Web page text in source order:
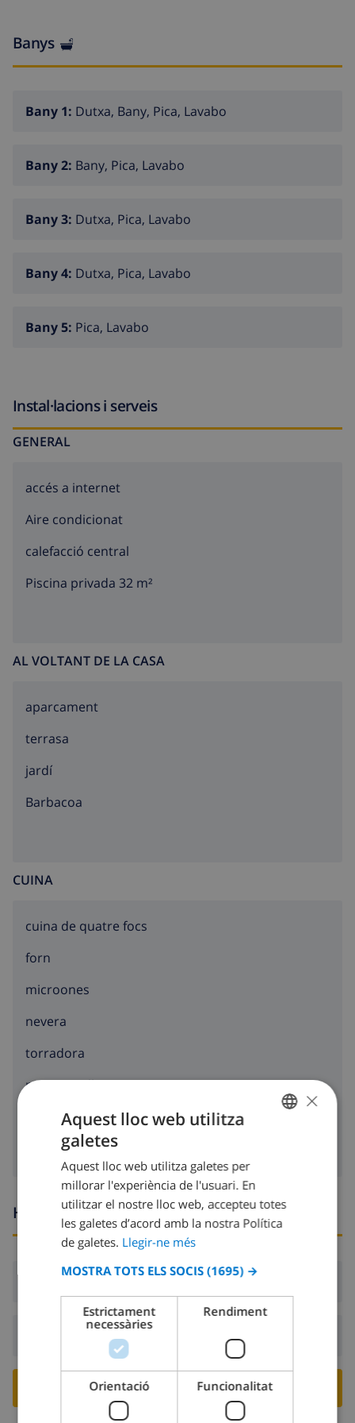
Banys
Bany 1: Dutxa, Bany, Pica, Lavabo
Bany 2: Bany, Pica, Lavabo
Bany 3: Dutxa, Pica, Lavabo
Bany 4: Dutxa, Pica, Lavabo
Bany 5: Pica, Lavabo
Instal·lacions i serveis
GENERAL
accés a internet
Aire condicionat
calefacció central
Piscina privada 32 m²
AL VOLTANT DE LA CASA
aparcament
terrasa
jardí
barbacoa
CUINA
cuina de quatre focs
forn
microones
nevera
torradora
rentavaixelles
rentadora
Hores d’arribada i sortida
Arribada: Des de 17:00 abans 20:00
Sortida: Abans: 10:00
RESERVA AQUESTA VILLA ›
DUTCH
SPANISH
CATALAN
ITALIAN
NORWEGIAN
×
Aquest lloc web utilitza
galetes
Aquest lloc web utilitza galetes per
millorar l'experiència de l'usuari. En
utilitzar el nostre lloc web, accepteu totes
les galetes d’acord amb la nostra Política
de galetes. Llegir-ne més
MOSTRA TOTS ELS SOCIS (1695) →
Estrictament
necessàries
Rendiment
Orientació Funcionalitat